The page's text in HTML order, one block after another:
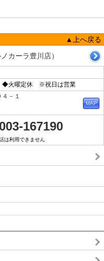
▲上へ戻る
カーラ豊川店）
◆火曜定休 ※祝日は営業
－１
167190
は利用できません